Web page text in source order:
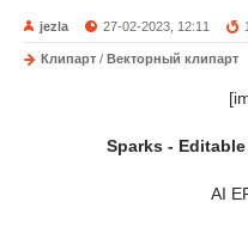
jezla 27-02-2023, 12:11
Клипарт / Векторный клипарт
Sparks -
AI